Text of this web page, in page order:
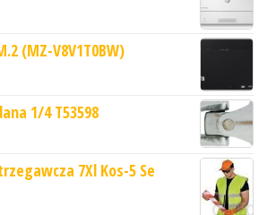
(MZ-V8V1T0BW)
1/4 T53598
7Xl Kos-5 Se